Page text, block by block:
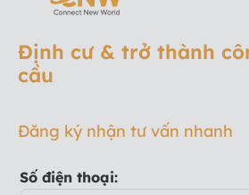
Định cư & trở thành
cầu
Đăng ký nhận tư vấn nhanh
Số điện thoại: